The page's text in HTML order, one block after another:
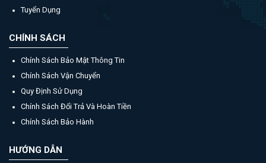
Tuyển Dụng
CHÍNH SÁCH
Chính Sách Bảo Mật Thông Tin
Chính Sách Vận Chuyển
Quy Định Sử Dụng
Chính Sách Đổi Trả Và Hoàn Tiền
Chính Sách Bảo Hành
HƯỚNG DẪN